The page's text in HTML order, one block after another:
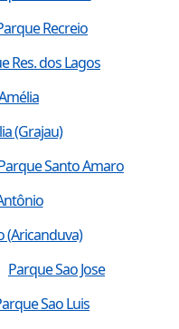
Recreio
Res. dos Lagos
(Grajau)
Santo Amaro
(Aricanduva)
Parque Sao Jose
Sao Luis